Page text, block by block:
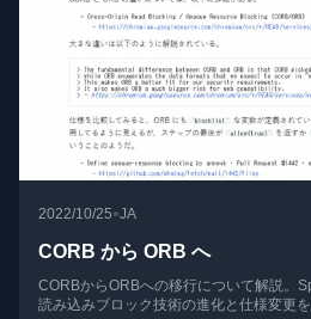
2022/10/25•JA
CORB から ORB へ
CORBからORBへの移行について解説。
読み込みブロック技術の進化と仕様変更を